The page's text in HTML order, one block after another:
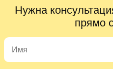
Нужна
прямо